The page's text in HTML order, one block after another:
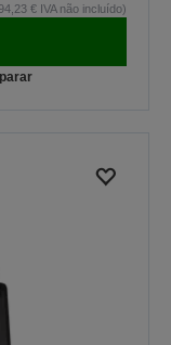
€ IVA não incluído)